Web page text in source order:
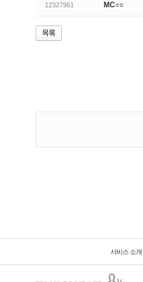
12327961 MC○○
서비스 소개